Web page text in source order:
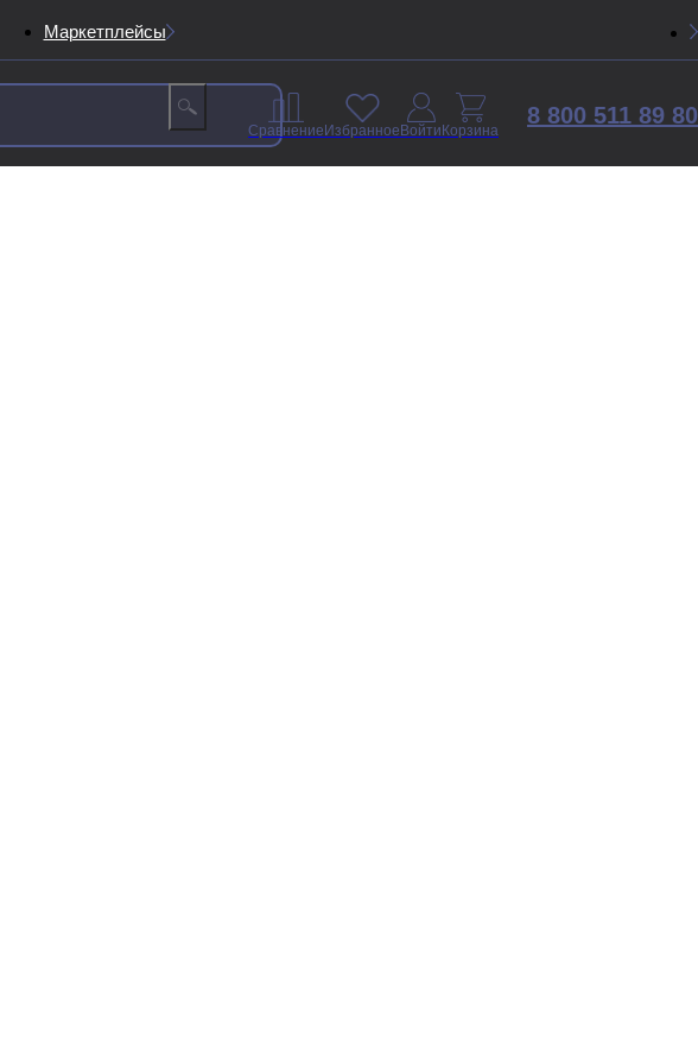
Маркетплейсы
8 800 511 89 80